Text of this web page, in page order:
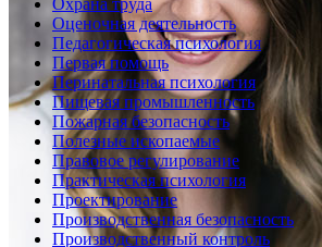
Охрана труда
Оценочная деятельность
Педагогическая психология
Первая помощь
Перинатальная психология
Пищевая промышленность
Пожарная безопасность
Полезные ископаемые
Правовое регулирование
Практическая психология
Проектирование
Производственная безопасность
Производственный контроль